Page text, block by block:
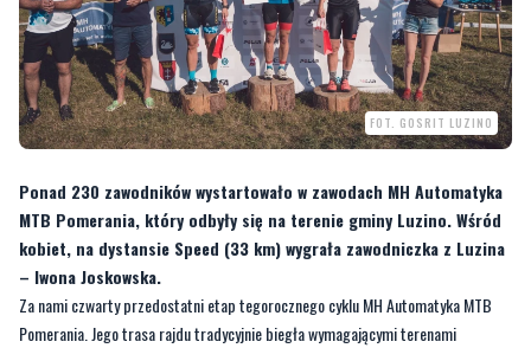
FOT. GOSRIT LUZINO
Ponad 230 zawodników wystartowało w zawodach MH Automatyka
MTB Pomerania, który odbyły się na terenie gminy Luzino. Wśród
kobiet, na dystansie Speed (33 km) wygrała zawodniczka z Luzina
– Iwona Joskowska.
Za nami czwarty przedostatni etap tegorocznego cyklu MH Automatyka MTB
Pomerania. Jego trasa rajdu tradycyjnie biegła wymagającymi terenami